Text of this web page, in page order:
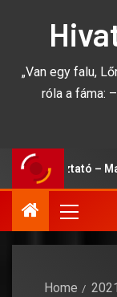
„Van egy falu,
róla a fáma:
–
Home 2021